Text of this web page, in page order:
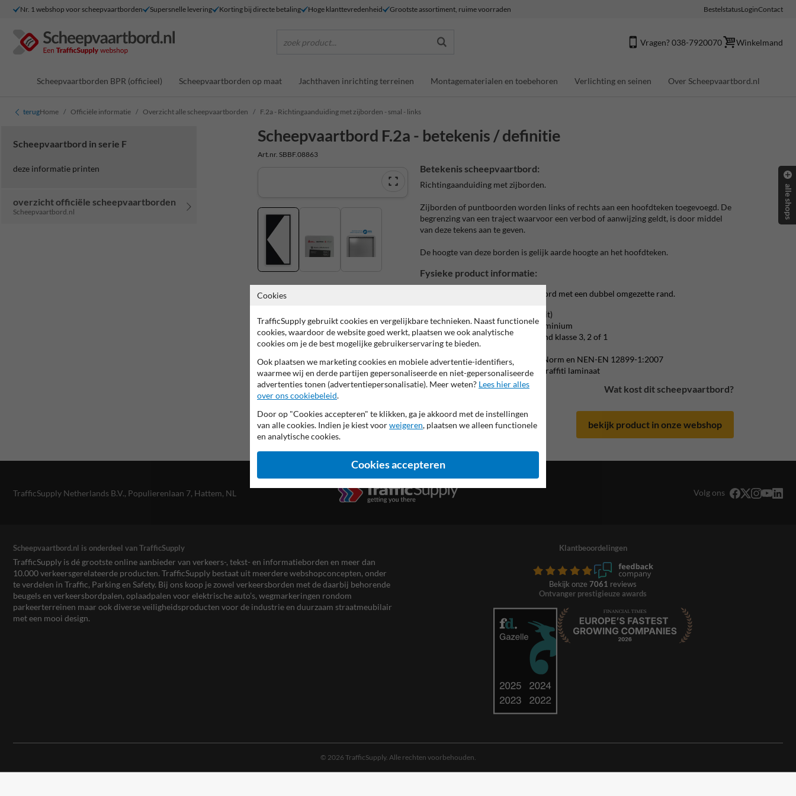
Nr. 1 webshop voor scheepvaartborden Supersnelle levering Korting bij directe betaling Hoge klanttevredenheid Grootste assortiment, ruime voorraden BestelstatusLoginContact
zoek product... Vragen? 038-7920070 Winkelmand
Scheepvaartborden BPR (officieel) Scheepvaartborden op maat Jachthaven inrichting terreinen Montagematerialen en toebehoren Verlichting en seinen Over Scheepvaartbord.nl
terugHome Officiële informatie Overzicht alle scheepvaartborden F.2a - Richtingaanduiding met zijborden - smal - links
Scheepvaartbord in serie F
deze informatie printen
overzicht officiële scheepvaartborden
Scheepvaartbord.nl
Scheepvaartbord F.2a - betekenis / definitie
Art.nr. SBBF.08863
Betekenis scheepvaartbord:
Richtingaanduiding met zijborden.
Zijborden of puntboorden worden links of rechts aan een hoofdteken toegevoegd. De
begrenzing van een traject waarvoor een verbod of aanwijzing geldt, is door middel
van deze tekens aan te geven.
De hoogte van deze borden is gelijk aarde hoogte an het hoofdteken.
Fysieke product informatie:
Officieel aluminium scheepvaartbord met een dubbel omgezette rand.
bordrand RAL9016 (verkeerswit)
achterzijde (verkeers)grijs / aluminium
hoogwaardig (retro-)reflecterend klasse 3, 2 of 1
meerdere afmetingen mogelijk.
Productieproces conform CE-Norm en NEN-EN 12899-1:2007
voorzien van UV-werend anti-graffiti laminaat
Wat kost dit scheepvaartbord?
bekijk product in onze webshop
TrafficSupply Netherlands B.V., Populierenlaan 7, Hattem, NL Volg ons
Scheepvaartbord.nl is onderdeel van TrafficSupply
TrafficSupply is dé grootste online aanbieder van verkeers-, tekst- en informatieborden en meer dan
10.000 verkeersgerelateerde producten. TrafficSupply bestaat uit meerdere webshopconcepten, onder
te verdelen in Traffic, Parking en Safety. Bij ons koop je zowel verkeersborden met de daarbij behorende
beugels en verkeersbordpalen, oplaadpalen voor elektrische auto’s, wegmarkeringen rondom
parkeerterreinen maar ook diverse veiligheidsproducten voor de industrie en duurzaam straatmeubilair
met een mooi design.
Klantbeoordelingen
Bekijk onze 7061 reviews
Ontvanger prestigieuze awards
© 2026 TrafficSupply. Alle rechten voorbehouden.
alle shops
Cookies
TrafficSupply gebruikt cookies en vergelijkbare technieken. Naast functionele
cookies, waardoor de website goed werkt, plaatsen we ook analytische
cookies om je de best mogelijke gebruikerservaring te bieden.
Ook plaatsen we marketing cookies en mobiele advertentie-identifiers,
waarmee wij en derde partijen gepersonaliseerde en niet-gepersonaliseerde
advertenties tonen (advertentiepersonalisatie). Meer weten? Lees hier alles
over ons cookiebeleid.
Door op "Cookies accepteren" te klikken, ga je akkoord met de instellingen
van alle cookies. Indien je kiest voorweigeren, plaatsen we alleen functionele
en analytische cookies.
Cookies accepteren